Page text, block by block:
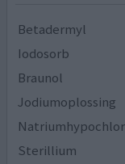
Betadermyl
Iodosorb
Braunol
Jodiumoplossing
Sterillium